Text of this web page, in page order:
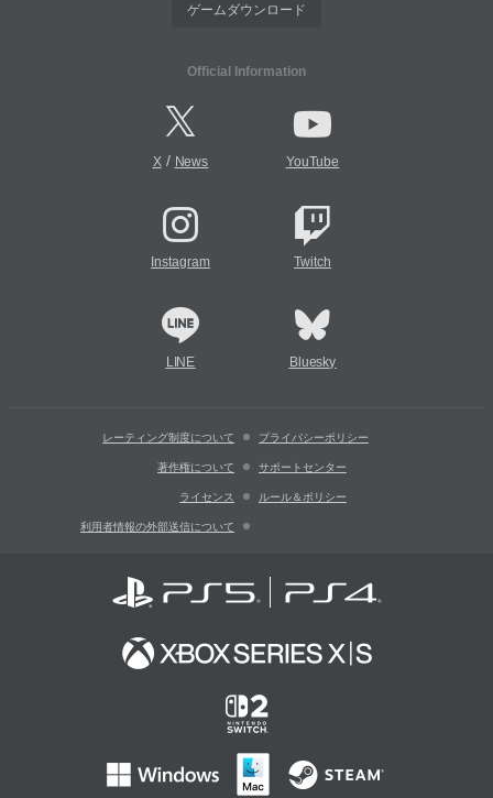
ゲームダウンロード
Official Information
X/ News YouTube
Instagram Twitch
LINE Bluesky
レーティング制度について プライバシーポリシー
著作権について サポートセンター
ライセンス ルール＆ポリシー
利用者情報の外部送信について